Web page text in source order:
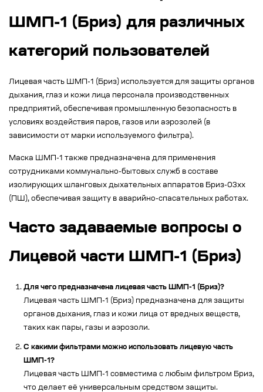
ШМП-1 (Бриз) для различных
категорий пользователей
Лицевая часть ШМП-1 (Бриз) используется для защиты органов
дыхания, глаз и кожи лица персонала производственных
предприятий, обеспечивая промышленную безопасность в
условиях воздействия паров, газов или аэрозолей (в
зависимости от марки используемого фильтра).
Маска ШМП-1 также предназначена для применения
сотрудниками коммунально-бытовых служб в составе
изолирующих шланговых дыхательных аппаратов Бриз-03xx
(ПШ), обеспечивая защиту в аварийно-спасательных работах.
Часто задаваемые вопросы о
Лицевой части ШМП-1 (Бриз)
Для чего предназначена лицевая часть ШМП-1 (Бриз)?
Лицевая часть ШМП-1 (Бриз) предназначена для защиты
органов дыхания, глаз и кожи лица от вредных веществ,
таких как пары, газы и аэрозоли.
С какими фильтрами можно использовать лицевую часть
ШМП-1?
Лицевая часть ШМП-1 совместима с любым фильтром Бриз,
что делает её универсальным средством защиты.